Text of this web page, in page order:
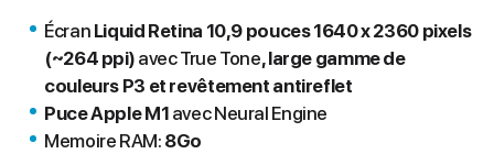
Écran Liquid Retina 10,9 pouces 1640 x 2360 pixels
(~264 ppi) avec True Tone, large gamme de
couleurs P3 et revêtement antireflet
Puce Apple M1 avec Neural Engine
Memoire RAM: 8Go